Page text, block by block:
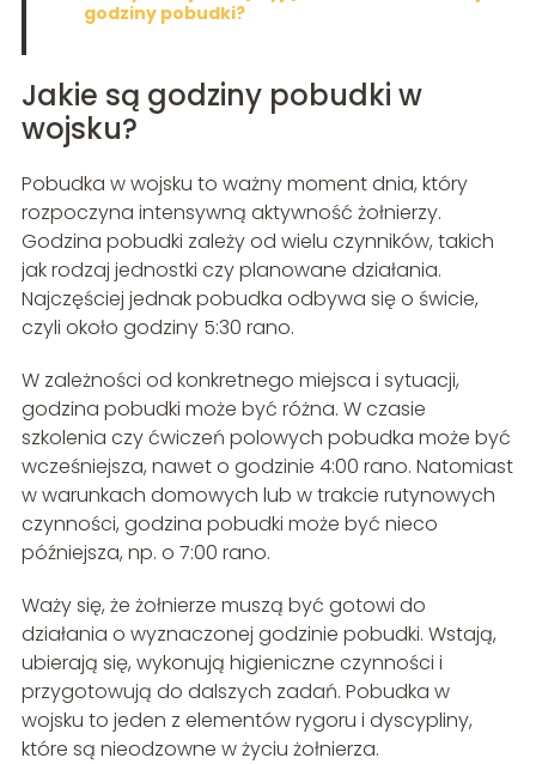
godziny pobudki?
Jakie są godziny pobudki w
wojsku?
Pobudka w wojsku to ważny moment dnia, który
rozpoczyna intensywną aktywność żołnierzy.
Godzina pobudki zależy od wielu czynników, takich
jak rodzaj jednostki czy planowane działania.
Najczęściej jednak pobudka odbywa się o świcie,
czyli około godziny 5:30 rano.
W zależności od konkretnego miejsca i sytuacji,
godzina pobudki może być różna. W czasie
szkolenia czy ćwiczeń polowych pobudka może być
wcześniejsza, nawet o godzinie 4:00 rano. Natomiast
w warunkach domowych lub w trakcie rutynowych
czynności, godzina pobudki może być nieco
późniejsza, np. o 7:00 rano.
Waży się, że żołnierze muszą być gotowi do
działania o wyznaczonej godzinie pobudki. Wstają,
ubierają się, wykonują higieniczne czynności i
przygotowują do dalszych zadań. Pobudka w
wojsku to jeden z elementów rygoru i dyscypliny,
które są nieodzowne w życiu żołnierza.